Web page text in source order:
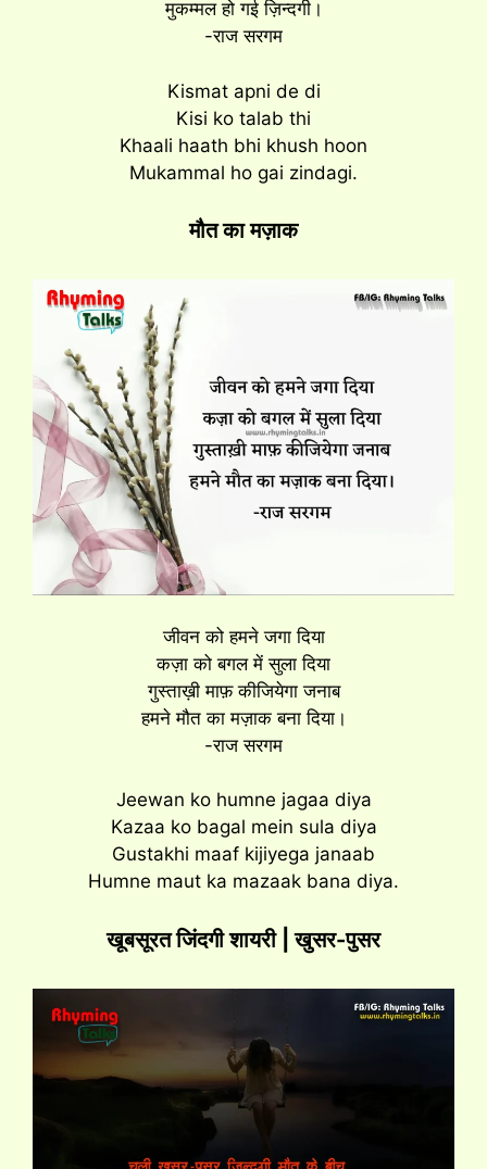
मुकम्मल हो गई ज़िन्दगी।
-राज सरगम
Kismat apni de di
Kisi ko talab thi
Khaali haath bhi khush hoon
Mukammal ho gai zindagi.
मौत का मज़ाक
जीवन को हमने जगा दिया
कज़ा को बगल में सुला दिया
गुस्ताख़ी माफ़ कीजियेगा जनाब
हमने मौत का मज़ाक बना दिया।
-राज सरगम
Jeewan ko humne jagaa diya
Kazaa ko bagal mein sula diya
Gustakhi maaf kijiyega janaab
Humne maut ka mazaak bana diya.
खूबसूरत जिंदगी शायरी | खुसर-पुसर